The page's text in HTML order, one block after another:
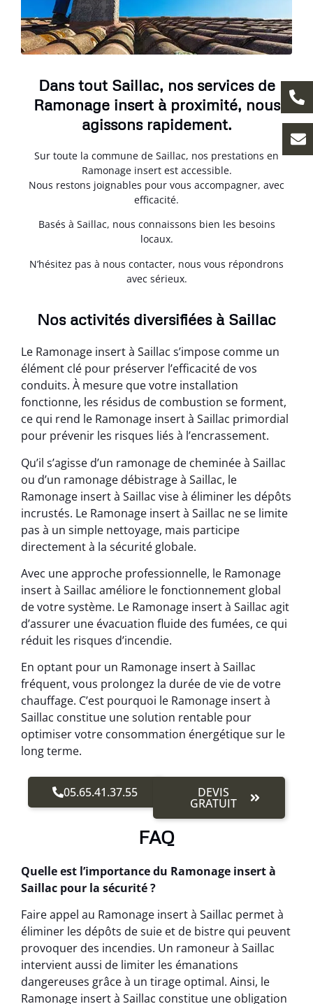
Dans tout Saillac, nos services de
Ramonage insert à proximité, nous
agissons rapidement.
Sur toute la commune de Saillac, nos prestations en
Ramonage insert est accessible.
Nous restons joignables pour vous accompagner, avec
efficacité.
Basés à Saillac, nous connaissons bien les besoins
locaux.
N’hésitez pas à nous contacter, nous vous répondrons
avec sérieux.
Nos activités diversifiées à Saillac
Le Ramonage insert à Saillac s’impose comme un
élément clé pour préserver l’efficacité de vos
conduits. À mesure que votre installation
fonctionne, les résidus de combustion se forment,
ce qui rend le Ramonage insert à Saillac primordial
pour prévenir les risques liés à l’encrassement.
Qu’il s’agisse d’un ramonage de cheminée à Saillac
ou d’un ramonage débistrage à Saillac, le
Ramonage insert à Saillac vise à éliminer les dépôts
incrustés. Le Ramonage insert à Saillac ne se limite
pas à un simple nettoyage, mais participe
directement à la sécurité globale.
Avec une approche professionnelle, le Ramonage
insert à Saillac améliore le fonctionnement global
de votre système. Le Ramonage insert à Saillac agit
d’assurer une évacuation fluide des fumées, ce qui
réduit les risques d’incendie.
En optant pour un Ramonage insert à Saillac
fréquent, vous prolongez la durée de vie de votre
chauffage. C’est pourquoi le Ramonage insert à
Saillac constitue une solution rentable pour
optimiser votre consommation énergétique sur le
long terme.
05.65.41.37.55 DEVIS
GRATUIT
FAQ
Quelle est l’importance du Ramonage insert à
Saillac pour la sécurité ?
Faire appel au Ramonage insert à Saillac permet à
éliminer les dépôts de suie et de bistre qui peuvent
provoquer des incendies. Un ramoneur à Saillac
intervient aussi de limiter les émanations
dangereuses grâce à un tirage optimal. Ainsi, le
Ramonage insert à Saillac constitue une obligation